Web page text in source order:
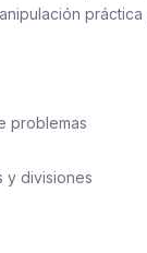
problemas
y divisiones